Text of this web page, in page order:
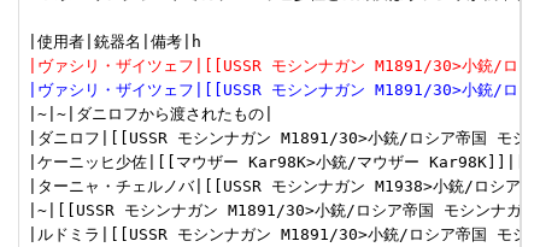
|ヴァシリ・ザイツェフ|[[USSR モシンナガン M1891/30>小銃/ロ
|ヴァシリ・ザイツェフ|[[USSR モシンナガン M1891/30>小銃/ロ
|~|~|ダニロフから渡されたもの|
|ダニロフ|[[USSR モシンナガン M1891/30>小銃/ロシア帝国 モシ
|ケーニッヒ少佐|[[マウザー Kar98K>小銃/マウザー
|ターニャ・チェルノバ|[[USSR モシンナガン M1938>小銃/ロシア
|~|[[USSR モシンナガン M1891/30>小銃/ロシア帝国 モシン
|ルドミラ|[[USSR モシンナガン M1891/30>小銃/ロシア帝国